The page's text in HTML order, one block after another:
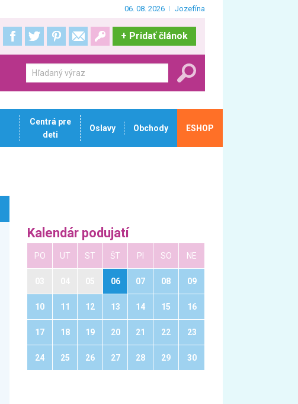
06. 08. 2026 Jozefína
+ Pridať článok
Centrá pre
deti
Oslavy Obchody ESHOP
Kalendár podujatí
PO UT ST ŠT PI SO NE
06 07 08 09
10 11 12 13 14 15 16
17 18 19 20 21 22 23
24 25 26 27 28 29 30